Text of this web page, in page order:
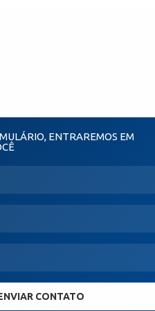
ENTRAREMOS EM
CONTATO